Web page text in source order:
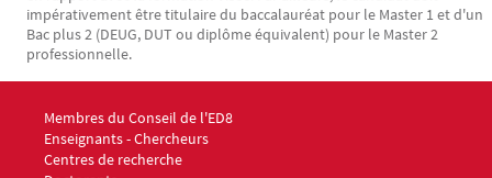
impérativement être titulaire du baccalauréat pour le Master 1 et d'un
Bac plus 2 (DEUG, DUT ou diplôme équivalent) pour le Master 2
professionnelle.
Menu footer ED8 1
Membres du Conseil de l'ED8
Enseignants - Chercheurs
Centres de recherche